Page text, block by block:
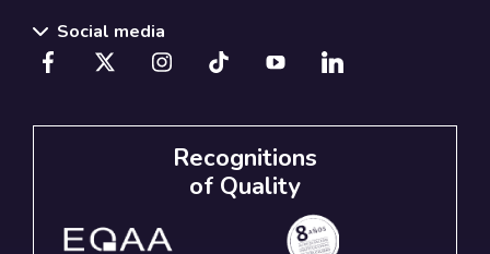
Social media
Recognitions
of Quality